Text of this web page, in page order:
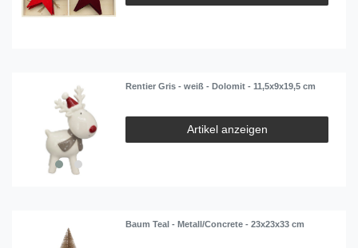
Rentier Gris - weiß - Dolomit - 11,5x9x19,5 cm
Artikel anzeigen
Baum Teal - Metall/Concrete - 23x23x33 cm